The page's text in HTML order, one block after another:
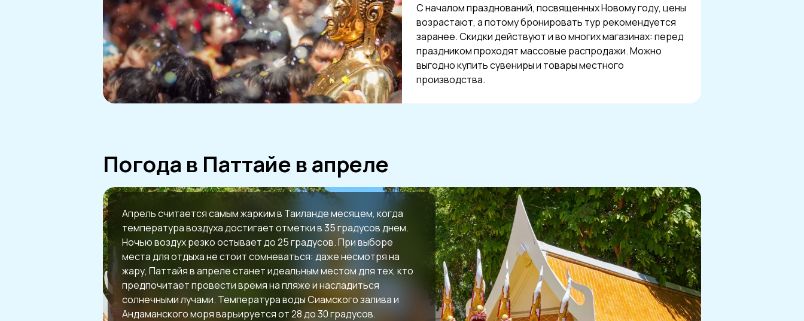
С началом празднований, посвященных Новому году, цены
возрастают, а потому бронировать тур рекомендуется
заранее. Скидки действуют и во многих магазинах: перед
праздником проходят массовые распродажи. Можно
выгодно купить сувениры и товары местного
производства.
Погода в Паттайе в апреле
Апрель считается самым жарким в Таиланде месяцем, когда
температура воздуха достигает отметки в 35 градусов днем.
Ночью воздух резко остывает до 25 градусов. При выборе
места для отдыха не стоит сомневаться: даже несмотря на
жару, Паттайя в апреле станет идеальным местом для тех, кто
предпочитает провести время на пляже и насладиться
солнечными лучами. Температура воды Сиамского залива и
Андаманского моря варьируется от 28 до 30 градусов.